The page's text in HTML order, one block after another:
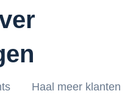
Haal meer klanten